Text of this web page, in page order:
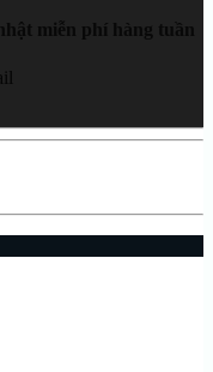
miễn phí hàng tuần